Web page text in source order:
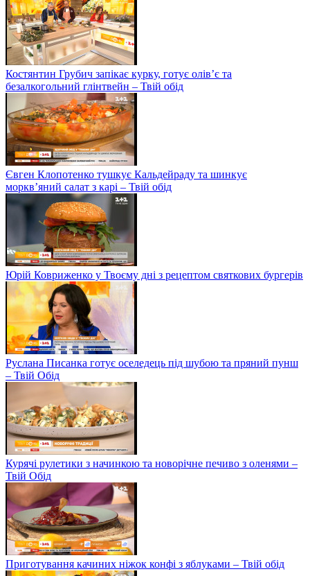
Костянтин Грубич запікає курку, готує олів’є та
безалкогольний глінтвейн – Твій обід
Євген Клопотенко тушкує Кальдейраду та шинкує
моркв’яний салат з карі – Твій обід
Юрій Ковриженко у Твоєму дні з рецептом святкових бургерів
Руслана Писанка готує оселедець під шубою та пряний пунш
– Твій Обід
Курячі рулетики з начинкою та новорічне печиво з оленями –
Твій Обід
Приготування качиних ніжок конфі з яблуками – Твій обід